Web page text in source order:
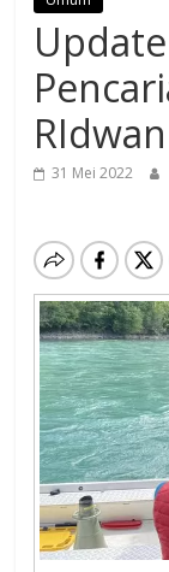
31 Mei 2022